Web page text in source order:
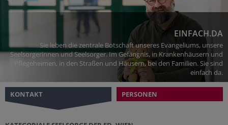
EINFACH.DA
Sie leben die zentrale Botschaft unseres Evangeliums, unsere
Seelsorgerinnen und Seelsorger. Im Gefängnis, in Krankenhäusern und
Pflegeheimen, in den Straßen und Häusern, bei den Familien. Sie sind
einfach da.
KONTAKT PERSONEN